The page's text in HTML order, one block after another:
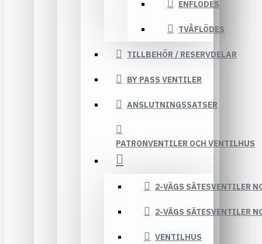
ENFLÖDES
TVÅFLÖDES
TILLBEHÖR / RESERVDELAR
BY PASS VENTILER
ANSLUTNINGSSATSER
PATRONVENTILER OCH VENTILHUS
2-VÄGS SÄTESVENTILER
2-VÄGS SÄTESVENTILER
VENTILHUS